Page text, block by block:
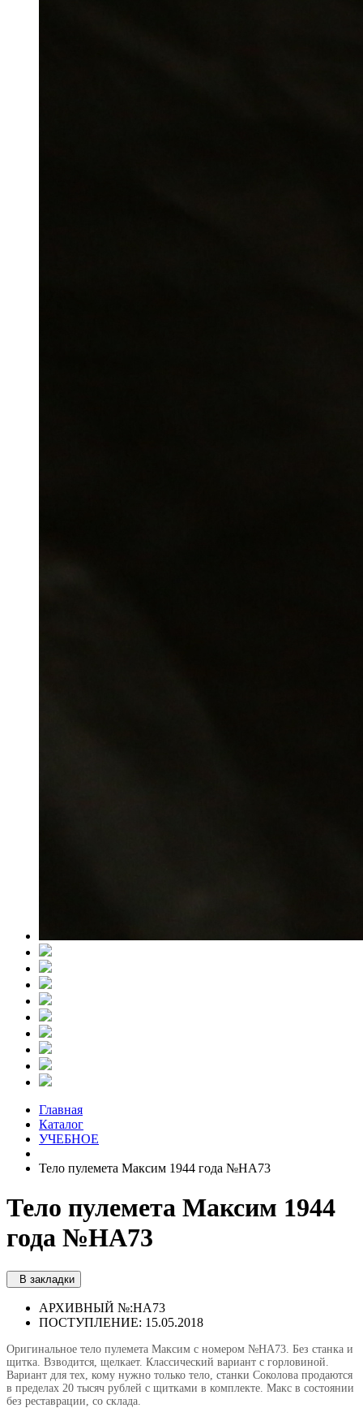
Главная
Каталог
УЧЕБНОЕ
Тело пулемета Максим 1944 года №НА73
Тело пулемета Максим 1944
года №НА73
В закладки
АРХИВНЫЙ №:НА73
ПОСТУПЛЕНИЕ: 15.05.2018
Оригинальное тело пулемета Максим с номером №НА73. Без станка и
щитка. Взводится, щелкает. Классический вариант с горловиной.
Вариант для тех, кому нужно только тело, станки Соколова продаются
в пределах 20 тысяч рублей с щитками в комплекте. Макс в состоянии
без реставрации, со склада.